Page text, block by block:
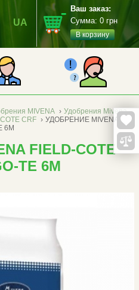
UA
Ваш заказ:
Сумма: 0 грн
В корзину
MIVENA › Удобрения Mivena
CRF › УДОБРЕНИЕ MIVENA
6М
FIELD-COTE
TE 6М